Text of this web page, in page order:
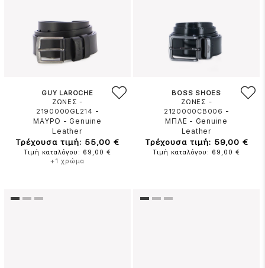
GUY LAROCHE
ΖΩΝΕΣ -
2190000GL214 -
ΜΑΥΡΟ - Genuine
Leather
Τρέχουσα τιμή: 55,00 €
Τιμή καταλόγου: 69,00 €
+1 χρώμα
BOSS SHOES
ΖΩΝΕΣ -
2120000CB006 -
ΜΠΛΕ - Genuine
Leather
Τρέχουσα τιμή: 59,00 €
Τιμή καταλόγου: 69,00 €